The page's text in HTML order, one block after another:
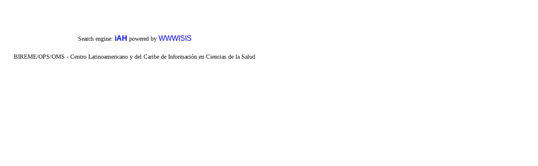
Search engine: iAH powered by WWWISIS
BIREME/OPS/OMS - Centro Latinoamericano y del Caribe de Información en Ciencias de la Salud